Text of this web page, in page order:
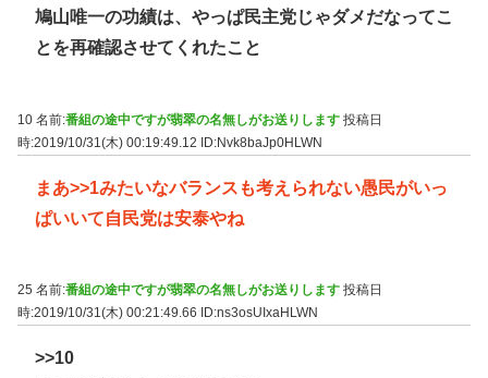
鳩山唯一の功績は、やっぱ民主党じゃダメだなってこ
とを再確認させてくれたこと
10 名前:番組の途中ですが翡翠の名無しがお送りします 投稿日
時:2019/10/31(木) 00:19:49.12 ID:Nvk8baJp0HLWN
まあ>>1みたいなバランスも考えられない愚民がいっ
ぱいいて自民党は安泰やね
25 名前:番組の途中ですが翡翠の名無しがお送りします 投稿日
時:2019/10/31(木) 00:21:49.66
ID:ns3osUIxaHLWN
>>10